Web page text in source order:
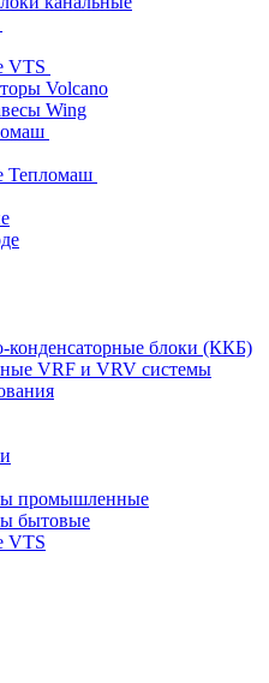
VTS
Volcano
Wing
Тепломаш
конденсаторные блоки (ККБ)
VRF и VRV системы
промышленные
бытовые
VTS